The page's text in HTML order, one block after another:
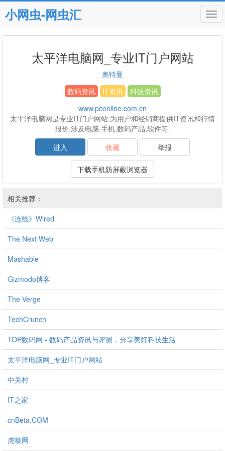
小网虫-网虫汇
太平洋电脑网_专业IT门户网站
奥特曼
数码资讯
IT资讯
科技资讯
www.pconline.com.cn
太平洋电脑网是专业IT门户网站,为用户和经销商提供IT资讯和行情
报价,涉及电脑,手机,数码产品,软件等.
进入
收藏 举报
下载手机防屏蔽浏览器
相关推荐：
《连线》Wired
The Next Web
Mashable
Gizmodo博客
The Verge
TechCrunch
TOP数码网 - 数码产品资讯与评测，分享美好科技生活
太平洋电脑网_专业IT门户网站
中关村
IT之家
cnBeta.COM
虎嗅网